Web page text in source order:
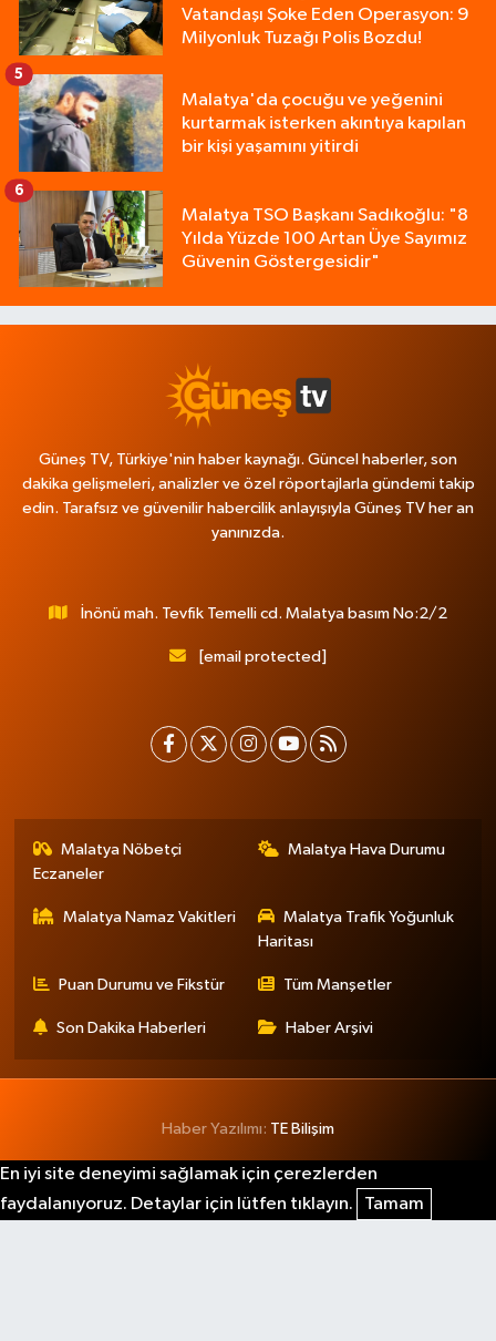
Vatandaşı Şoke Eden Operasyon: 9
Milyonluk Tuzağı Polis Bozdu!
Malatya'da çocuğu ve yeğenini
kurtarmak isterken akıntıya kapılan
bir kişi yaşamını yitirdi
5
Malatya TSO Başkanı Sadıkoğlu: "8
Yılda Yüzde 100 Artan Üye Sayımız
Güvenin Göstergesidir"
6
Güneş TV, Türkiye'nin haber kaynağı. Güncel haberler, son
dakika gelişmeleri, analizler ve özel röportajlarla gündemi takip
edin. Tarafsız ve güvenilir habercilik anlayışıyla Güneş TV her an
yanınızda.
İnönü mah. Tevfik Temelli cd. Malatya basım No:2/2
[email protected]
Malatya Nöbetçi
Eczaneler
Malatya Hava Durumu
Malatya Namaz Vakitleri
Malatya Trafik Yoğunluk
Haritası
Puan Durumu ve Fikstür Tüm Manşetler
Son Dakika Haberleri Haber Arşivi
Haber Yazılımı: TE Bilişim
En iyi site deneyimi sağlamak için çerezlerden
faydalanıyoruz. Detaylar için lütfen tıklayın.
Tamam